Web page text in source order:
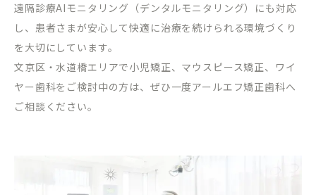
遠隔診療AIモニタリング（デンタルモニタリング）にも対応
し、患者さまが安心して快適に治療を続けられる環境づくり
を大切にしています。
文京区・水道橋エリアで小児矯正、マウスピース矯正、ワイ
ヤー歯科をご検討中の方は、ぜひ一度アールエフ矯正歯科へ
ご相談ください。